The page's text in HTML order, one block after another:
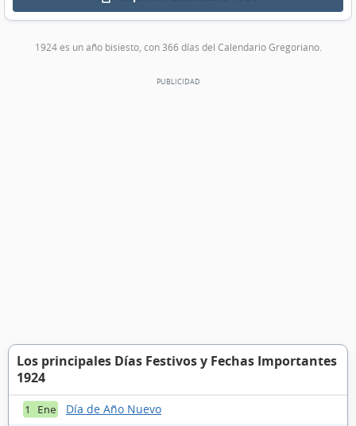
1924 es un año bisiesto, con 366 días del Calendario Gregoriano.
Los principales Días Festivos y Fechas Importantes
1924
1 Ene Día de Año Nuevo